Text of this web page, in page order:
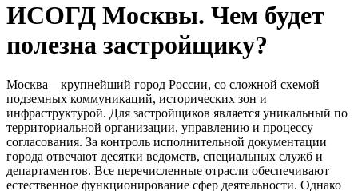
ИСОГД Москвы. Чем будет
полезна застройщику?
Москва – крупнейший город России, со сложной схемой
подземных коммуникаций, исторических зон и
инфраструктурой. Для застройщиков является уникальный по
территориальной организации, управлению и процессу
согласования. За контроль исполнительной документации
города отвечают десятки ведомств, специальных служб и
департаментов. Все перечисленные отрасли обеспечивают
естественное функционирование сфер деятельности. Однако